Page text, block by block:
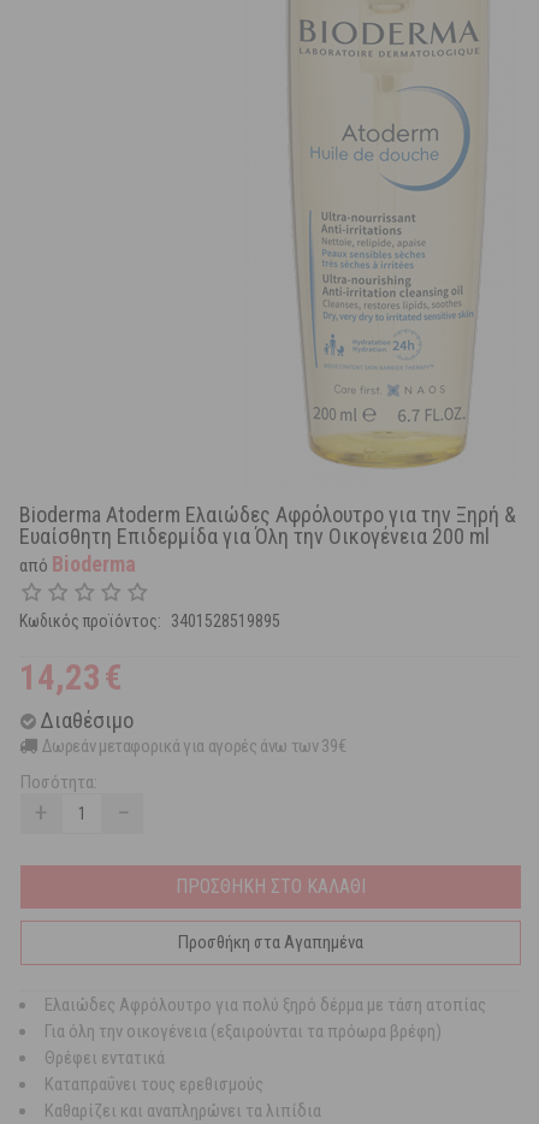
Bioderma Atoderm Ελαιώδες Αφρόλουτρο για την Ξηρή &
Ευαίσθητη Επιδερμίδα για Όλη την Οικογένεια 200 ml
από Bioderma
Κωδικός προϊόντος: 3401528519895
14,23€
Διαθέσιμο
Δωρεάν μεταφορικά για αγορές άνω των 39€
Ποσότητα:
+ −
ΠΡΟΣΘΗΚΗ ΣΤΟ ΚΑΛΑΘΙ
Προσθήκη στα Αγαπημένα
Ελαιώδες Αφρόλουτρο για πολύ ξηρό δέρμα με τάση ατοπίας
Για όλη την οικογένεια (εξαιρούνται τα πρόωρα βρέφη)
Θρέφει εντατικά
Καταπραΰνει τους ερεθισμούς
Καθαρίζει και αναπληρώνει τα λιπίδια